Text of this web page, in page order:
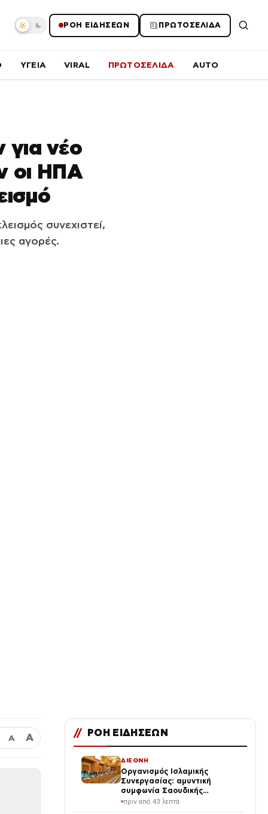
ΡΟΗ ΕΙΔΗΣΕΩΝ ΠΡΩΤΟΣΕΛΙΔΑ
ΥΓΕΙΑ VIRAL ΠΡΩΤΟΣΕΛΙΔΑ AUTO
για νέο
οι ΗΠΑ
συνεχιστεί,
αγορές.
Α Α // ΡΟΗ ΕΙΔΗΣΕΩΝ
ΔΙΕΘΝΗ
Οργανισμός Ισλαμικής
Συνεργασίας: αμυντική
συμφωνία Σαουδικής
Αραβίας, Τουρκίας και
πριν από 43 λεπτά